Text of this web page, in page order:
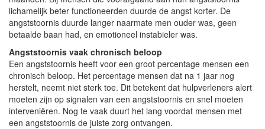
lichamelijk beter functioneerden duurde de angst korter. De
angststoornis duurde langer naarmate men ouder was, geen
betaalde baan had, en emotioneel instabieler was.
Angststoornis vaak chronisch beloop
Een angststoornis heeft voor een groot percentage mensen een
chronisch beloop. Het percentage mensen dat na 1 jaar nog
herstelt, neemt niet sterk toe. Dit betekent dat hulpverleners alert
moeten zijn op signalen van een angststoornis en snel moeten
interveniëren. Nog te vaak duurt het lang voordat mensen met
een angststoornis de juiste zorg ontvangen.